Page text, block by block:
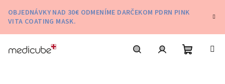
obsah
OBJEDNÁVKY NAD 30€ ODMENÍME DARČEKOM PDRN PINK
VITA COATING MASK.